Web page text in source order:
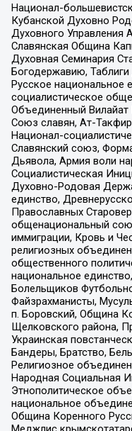
Национал-
Кубанской Духовно
Духовного Управления
Славянская Община
Духовная Семинария
Богодержавию,
Русское национальное
социалистическое
Объединенный Вилайат
Союз славян, Ат-
Национал-
Славянский союз,
Дьявола, Армия воли
Социалистическая
Духовно-Родовая
единство,
Православных
общенациональный
иммиграции, Кровь и
религиозных
общественного
национальное
Болельщиков
Файзрахманисты,
п. Боровский, Община
Щелковского района,
Украинская
Бандеры, Братство,
Религиозное
Народная Социальная
Этнополитическое
национальное
Община Коренного